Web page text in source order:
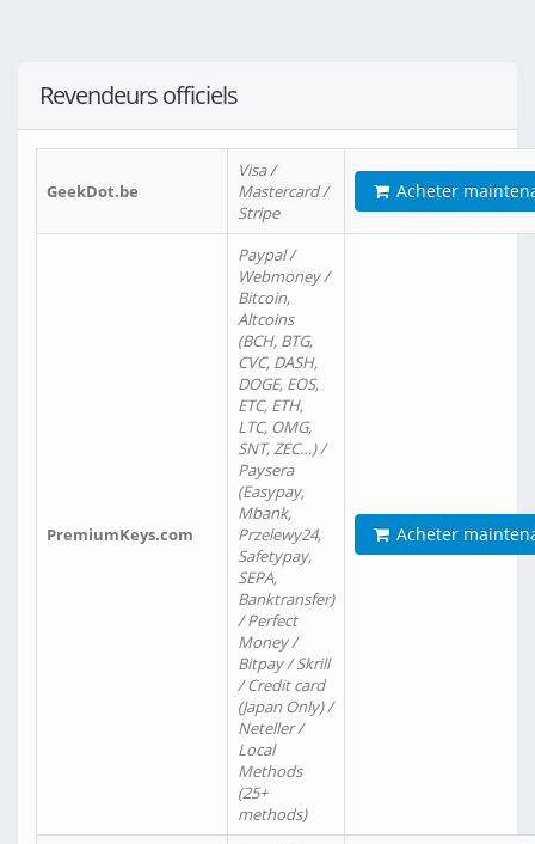
Revendeurs officiels
GeekDot.be
Visa /
Mastercard /
Stripe
Acheter
PremiumKeys.com
Paypal /
Webmoney /
Bitcoin,
Altcoins
(BCH, BTG,
CVC, DASH,
DOGE, EOS,
ETC, ETH,
LTC, OMG,
SNT, ZEC…) /
Paysera
(Easypay,
Mbank,
Przelewy24,
Safetypay,
SEPA,
Banktransfer)
/ Perfect
Money /
Bitpay / Skrill
/ Credit card
(Japan Only) /
Neteller /
Local
Methods
(25+
methods)
Acheter